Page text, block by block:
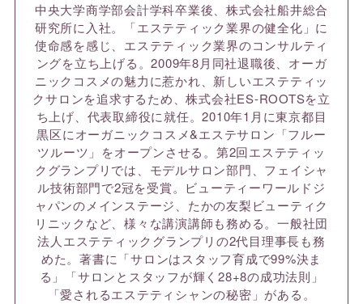
中央大学商学部会計学科卒業後、株式会社船井総合
研究所に入社。「エステティック業界の健全化」に
使命感を感じ、エステティック業界のコンサルティ
ングを立ち上げる。2009年8月同社退職後、オーガ
ニックコスメの魅力に惹かれ、新しいエステティッ
クサロンを追求するため、株式会社ES-ROOTSを立
ち上げ、代表取締役に就任。2010年1月に東京都目
黒区にオーガニックコスメ&エステサロン「フルー
ツルーツ」をオープンさせる。第2回エステティッ
クグランプリでは、モデルサロン部門、フェイシャ
ル技術部門で2冠を受賞。ビューティーワールドジ
ャパンのメインステージ、たかの友梨ビューティク
リニックなど、様々な講演講師も務める。一般社団
法人エステティックグランプリの2代目理事長も務
めた。著書に「サロンはスタッフ育成で99%決ま
る」「サロンとスタッフが輝く28+8の成功法則」
「愛されるエステティシャンの秘密」がある。